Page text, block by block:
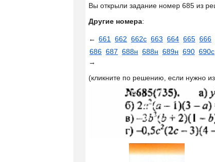
Вы открыли задание номер 685 из
Другие номера:
← 661 662 662с 663 664 665 666
686 687 688н 688н 689н 690 690с
→
(кликните по решению, если нужно